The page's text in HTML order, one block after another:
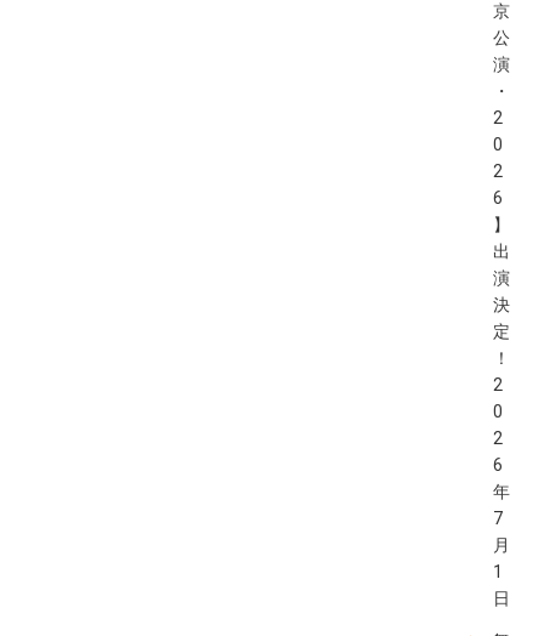
京
公
演
・
2
0
2
6
】
出
演
決
定
！
2
0
2
6
年
7
月
1
日